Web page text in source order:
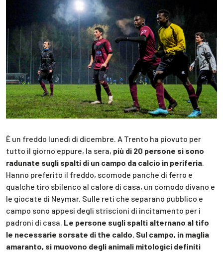
È un freddo lunedì di dicembre. A Trento ha piovuto per
tutto il giorno eppure, la sera, più di 20 persone si sono
radunate sugli spalti di un campo da calcio in periferia
Hanno preferito il freddo, scomode panche di ferro e
qualche tiro sbilenco al calore di casa, un comodo divano e
le giocate di Neymar. Sulle reti che separano pubblico e
campo sono appesi degli striscioni di incitamento per i
padroni di casa. Le persone sugli spalti alternano al tifo
le necessarie sorsate di the caldo. Sul campo, in maglia
amaranto, si muovono degli animali mitologici definiti